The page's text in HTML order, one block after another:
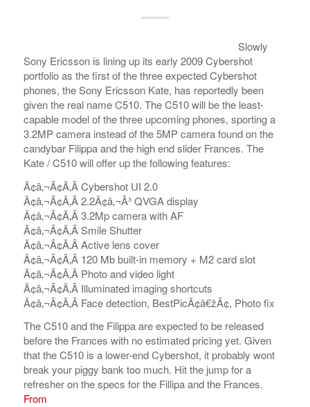
Slowly
Sony Ericsson is lining up its early 2009 Cybershot
portfolio as the first of the three expected Cybershot
phones, the Sony Ericsson Kate, has reportedly been
given the real name C510. The C510 will be the least-
capable model of the three upcoming phones, sporting a
3.2MP camera instead of the 5MP camera found on the
candybar Filippa and the high end slider Frances. The
Kate / C510 will offer up the following features:
Ã¢â‚¬Â¢Ã‚Â Cybershot UI 2.0
Ã¢â‚¬Â¢Ã‚Â 2.2Ã¢â‚¬Â³ QVGA display
Ã¢â‚¬Â¢Ã‚Â 3.2Mp camera with AF
Ã¢â‚¬Â¢Ã‚Â Smile Shutter
Ã¢â‚¬Â¢Ã‚Â Active lens cover
Ã¢â‚¬Â¢Ã‚Â 120 Mb built-in memory + M2 card slot
Ã¢â‚¬Â¢Ã‚Â Photo and video light
Ã¢â‚¬Â¢Ã‚Â Illuminated imaging shortcuts
Ã¢â‚¬Â¢Ã‚Â Face detection, BestPicÃ¢â€žÂ¢, Photo fix
The C510 and the Filippa are expected to be released
before the Frances with no estimated pricing yet. Given
that the C510 is a lower-end Cybershot, it probably wont
break your piggy bank too much. Hit the jump for a
refresher on the specs for the Fillipa and the Frances.
From